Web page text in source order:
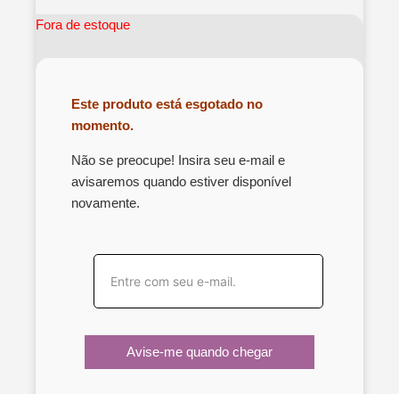
Fora de estoque
Este produto está esgotado no
momento.
Não se preocupe! Insira seu e-mail e
avisaremos quando estiver disponível
novamente.